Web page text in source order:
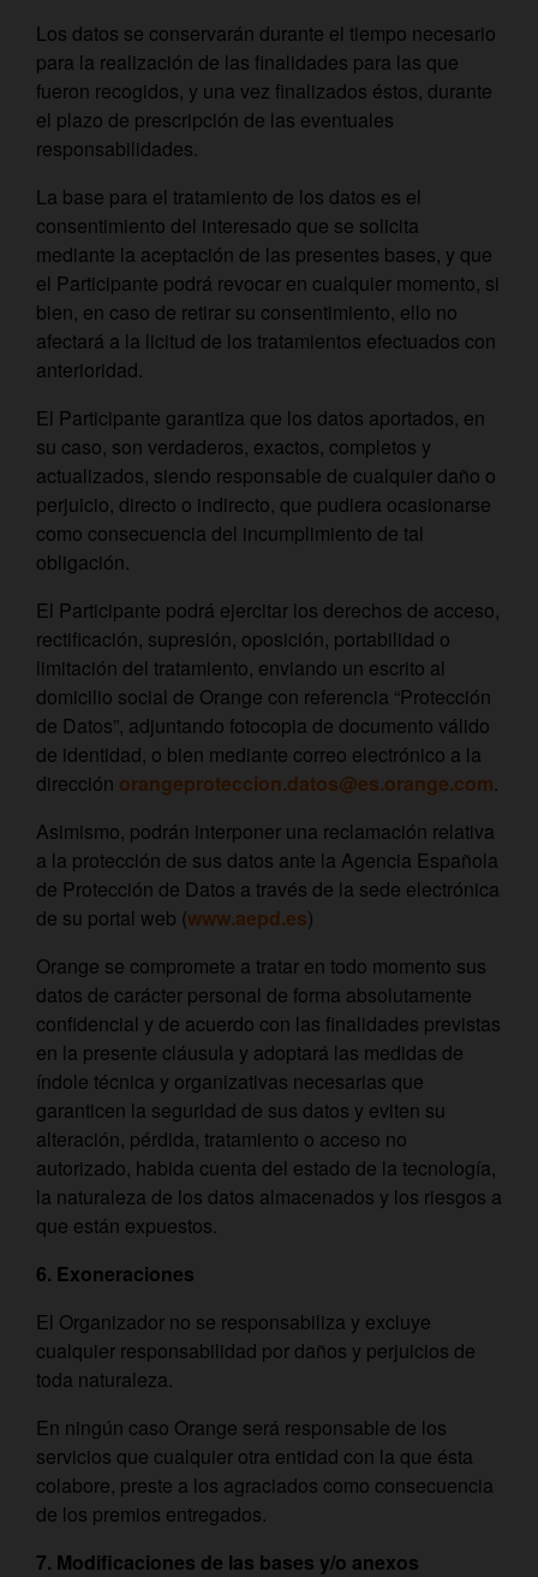
Los datos se conservarán durante el tiempo necesario
para la realización de las finalidades para las que
fueron recogidos, y una vez finalizados éstos, durante
el plazo de prescripción de las eventuales
responsabilidades.
La base para el tratamiento de los datos es el
consentimiento del interesado que se solicita
mediante la aceptación de las presentes bases, y que
el Participante podrá revocar en cualquier momento, si
bien, en caso de retirar su consentimiento, ello no
afectará a la licitud de los tratamientos efectuados con
anterioridad.
El Participante garantiza que los datos aportados, en
su caso, son verdaderos, exactos, completos y
actualizados, siendo responsable de cualquier daño o
perjuicio, directo o indirecto, que pudiera ocasionarse
como consecuencia del incumplimiento de tal
obligación.
El Participante podrá ejercitar los derechos de acceso,
rectificación, supresión, oposición, portabilidad o
limitación del tratamiento, enviando un escrito al
domicilio social de Orange con referencia “Protección
de Datos”, adjuntando fotocopia de documento válido
de identidad, o bien mediante correo electrónico a la
dirección orangeproteccion.datos@es.orange.com.
Asimismo, podrán interponer una reclamación relativa
a la protección de sus datos ante la Agencia Española
de Protección de Datos a través de la sede electrónica
de su portal web (www.aepd.es)
Orange se compromete a tratar en todo momento sus
datos de carácter personal de forma absolutamente
confidencial y de acuerdo con las finalidades previstas
en la presente cláusula y adoptará las medidas de
índole técnica y organizativas necesarias que
garanticen la seguridad de sus datos y eviten su
alteración, pérdida, tratamiento o acceso no
autorizado, habida cuenta del estado de la tecnología,
la naturaleza de los datos almacenados y los riesgos a
que están expuestos.
6. Exoneraciones
El Organizador no se responsabiliza y excluye
cualquier responsabilidad por daños y perjuicios de
toda naturaleza.
En ningún caso Orange será responsable de los
servicios que cualquier otra entidad con la que ésta
colabore, preste a los agraciados como consecuencia
de los premios entregados.
7. Modificaciones de las bases y/o anexos